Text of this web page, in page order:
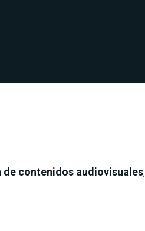
contenidos audiovisuales,